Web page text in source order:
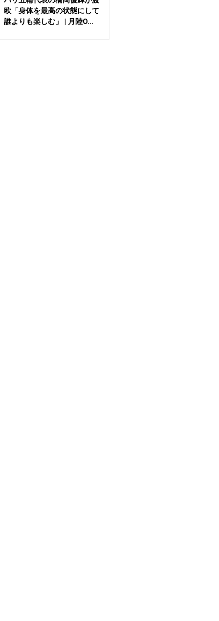
欧「身体を最高の状態にして
誰よりも楽しむ」 | 月陸O...